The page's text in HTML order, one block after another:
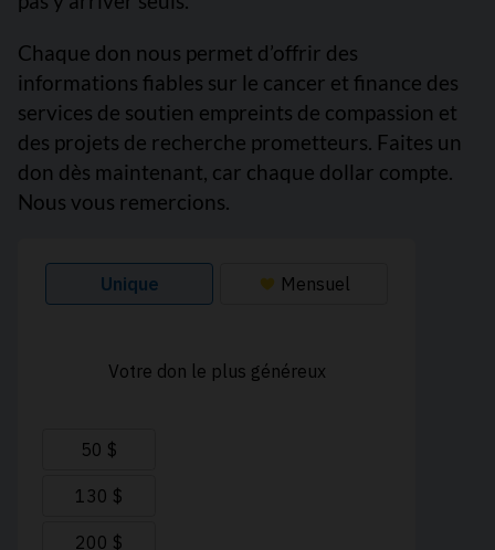
Chaque don nous permet d’offrir des
informations fiables sur le cancer et finance des
services de soutien empreints de compassion et
des projets de recherche prometteurs. Faites un
don dès maintenant, car chaque dollar compte.
Nous vous remercions.